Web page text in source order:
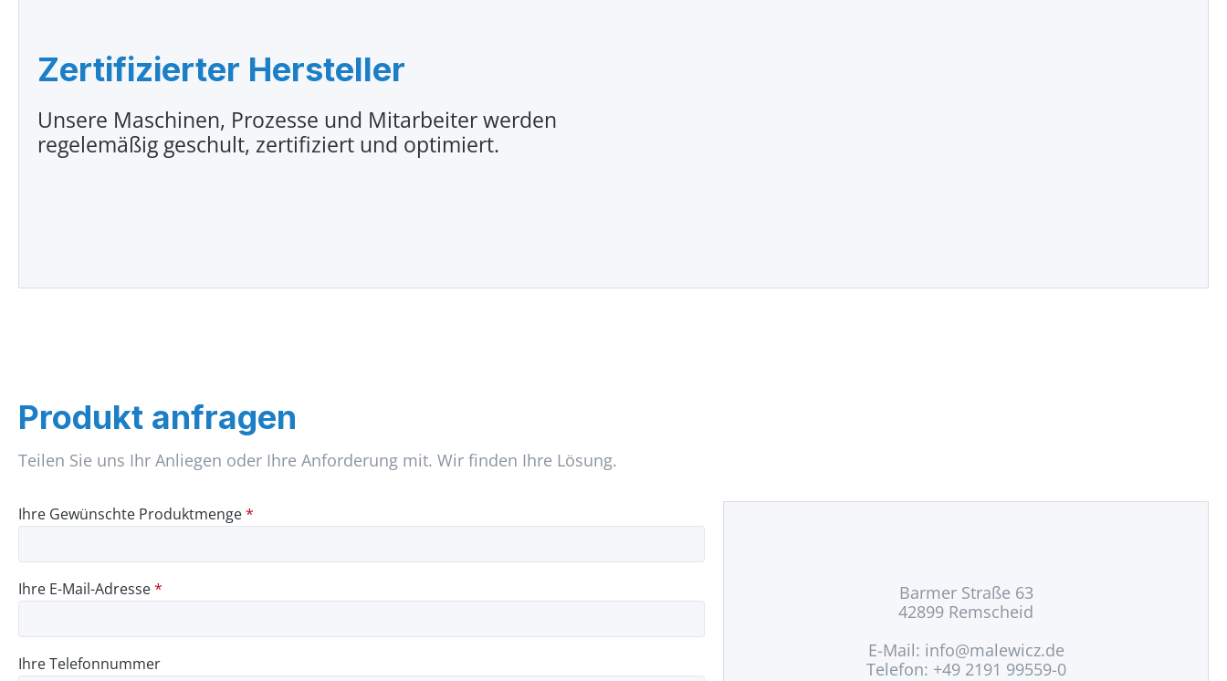
Zertifizierter Hersteller
Unsere Maschinen, Prozesse und Mitarbeiter werden
regelemäßig geschult, zertifiziert und optimiert.
Produkt anfragen
Teilen Sie uns Ihr Anliegen oder Ihre Anforderung mit. Wir finden Ihre Lösung.
Ihre Gewünschte Produktmenge*
Ihre E-Mail-Adresse*
Ihre Telefonnummer
Barmer Straße 63
42899 Remscheid
E-Mail: info@malewicz.de
Telefon: +49 2191 99559-0